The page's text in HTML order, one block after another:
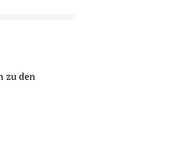
zu den